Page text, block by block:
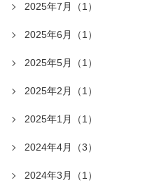
2025年7月（1）
2025年6月（1）
2025年5月（1）
2025年2月（1）
2025年1月（1）
2024年4月（3）
2024年3月（1）